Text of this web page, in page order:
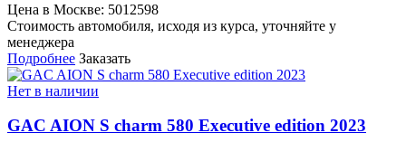
Цена в Москве: 5012598
Стоимость автомобиля, исходя из курса, уточняйте у
менеджера
Подробнее Заказать
Нет в наличии
GAC AION S charm 580 Executive edition 2023